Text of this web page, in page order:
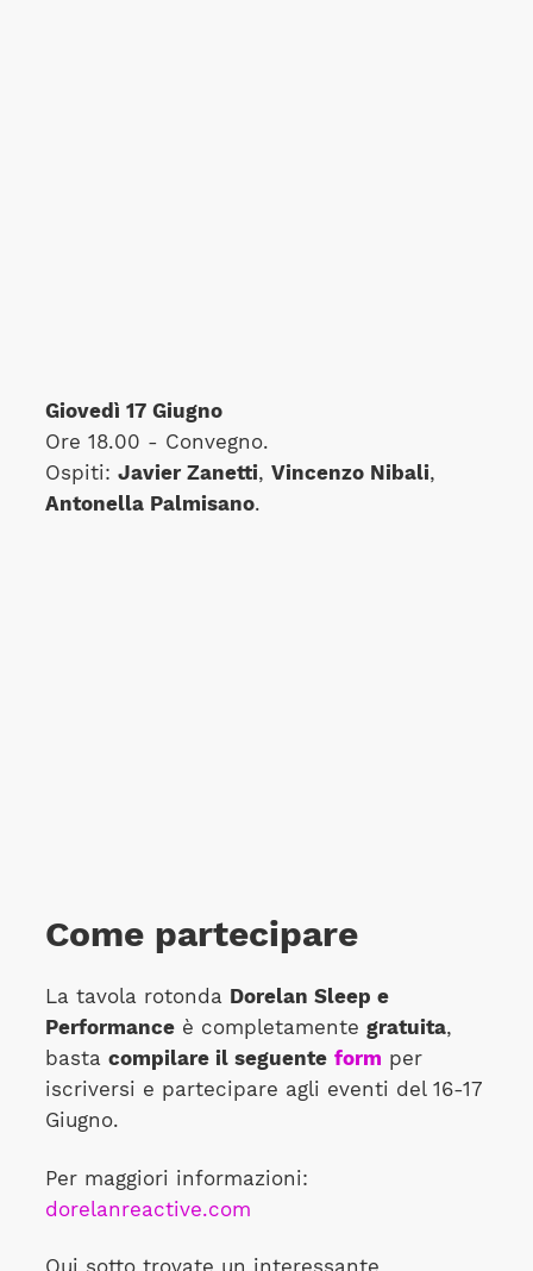
Giovedì 17 Giugno
Ore 18.00 - Convegno.
Ospiti: Javier Zanetti, Vincenzo Nibali,
Antonella Palmisano.
Come partecipare
La tavola rotonda Dorelan Sleep e
Performanceè completamente gratuita,
basta compilare il seguente form per
iscriversi e partecipare agli eventi del 16-17
Giugno.
Per maggiori informazioni:
dorelanreactive.com